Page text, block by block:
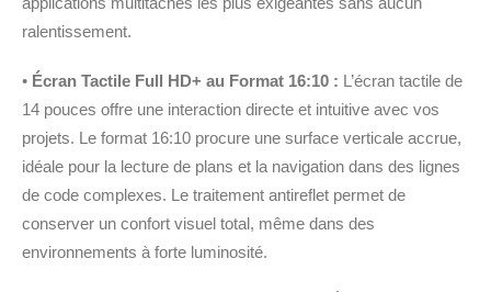
applications multitâches les plus exigeantes sans aucun
ralentissement.
• Écran Tactile Full HD+ au Format 16:10 : L’écran tactile de
14 pouces offre une interaction directe et intuitive avec vos
projets. Le format 16:10 procure une surface verticale accrue,
idéale pour la lecture de plans et la navigation dans des lignes
de code complexes. Le traitement antireflet permet de
conserver un confort visuel total, même dans des
environnements à forte luminosité.